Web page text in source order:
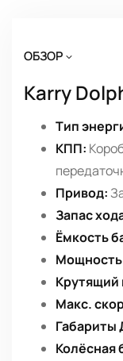
ОБЗОР
Karry
Тип
КПП:
Привод:
Запас
Ёмкость
Макс.
Габариты
Колёсная